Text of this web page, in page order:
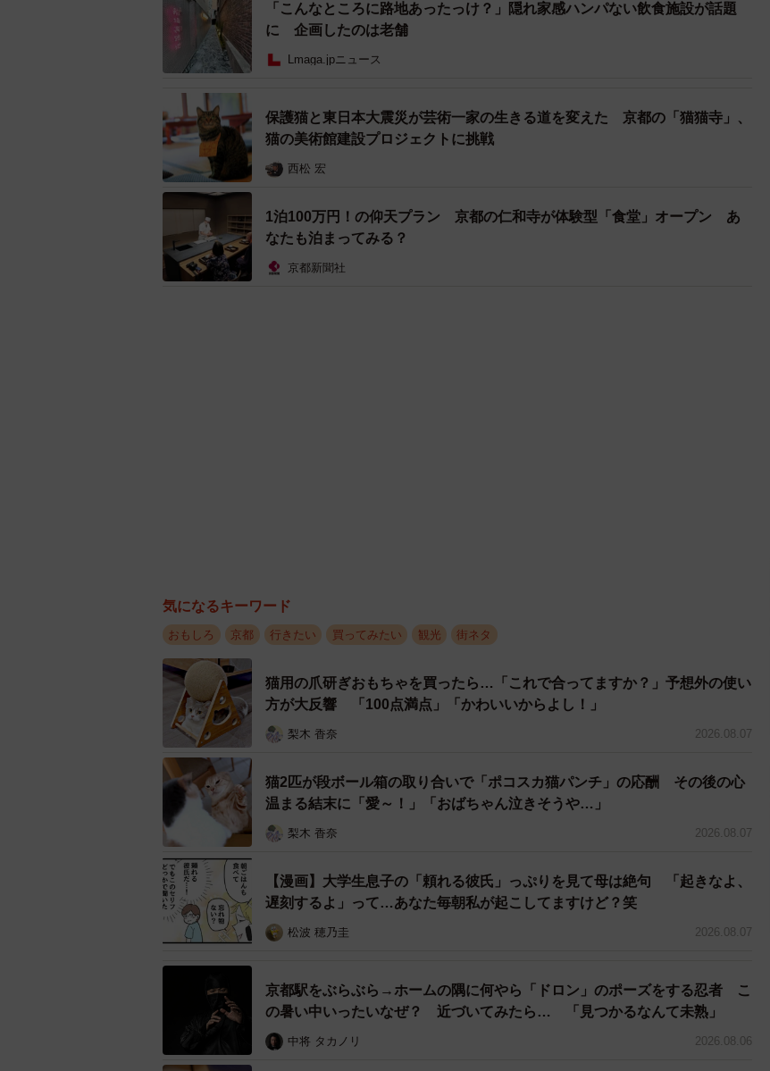
3/3
さまざまな色や柄の友禅和紙で作られた和文具が並ぶ「ＡＤＡＳＨＩＮＯ ＨＯＵＳＥ」の店内（京都市右京区
これまでは展覧会でしか自社の商品を披露する場がなく「店舗でじっくり商品を選びた
い」との声が多く寄せられていたことから、実店舗のオープンを10年ほど前から構想してい
た。
「こんなところに路地あったっけ？」隠れ家感ハンパない飲食施設が話題
に 企画したのは老舗
Lmaga.jpニュース
保護猫と東日本大震災が芸術一家の生きる道を変えた 京都の「猫猫寺」、
猫の美術館建設プロジェクトに挑戦
西松 宏
1泊100万円！の仰天プラン 京都の仁和寺が体験型「食堂」オープン あ
なたも泊まってみる？
京都新聞社
気になるキーワード
おもしろ 京都 行きたい 買ってみたい 観光 街ネタ
猫用の爪研ぎおもちゃを買ったら…「これで合ってますか？」予想外の使い
方が大反響 「100点満点」「かわいいからよし！」
梨木 香奈 2026.08.07
猫2匹が段ボール箱の取り合いで「ポコスカ猫パンチ」の応酬 その後の心
温まる結末に「愛～！」「おばちゃん泣きそうや…」
梨木 香奈 2026.08.07
【漫画】大学生息子の「頼れる彼氏」っぷりを見て母は絶句 「起きなよ、
遅刻するよ」って…あなた毎朝私が起こしてますけど？笑
松波 穂乃圭 2026.08.07
京都駅をぶらぶら→ホームの隅に何やら「ドロン」のポーズをする忍者 こ
の暑い中いったいなぜ？ 近づいてみたら… 「見つかるなんて未熟」
中将 タカノリ 2026.08.06